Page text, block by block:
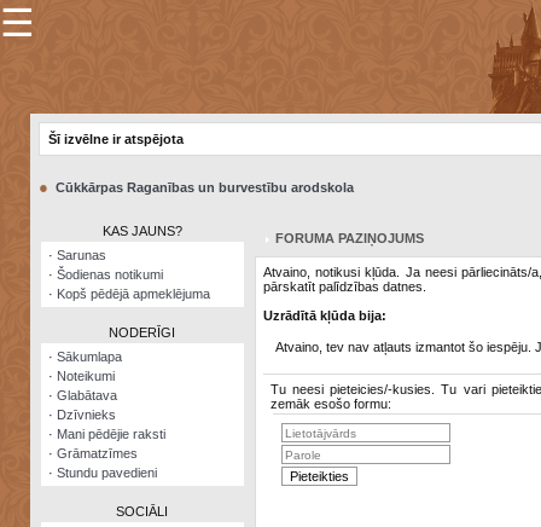
×
Šodienas
notikumi
Visatcera
almanahs
Arhīvs
☰
Šī izvēlne ir atspējota
● Cūkkārpas Raganības un burvestību arodskola
KAS JAUNS?
· Sarunas
· Šodienas notikumi
· Kopš pēdējā apmeklējuma
NODERĪGI
· Sākumlapa
· Noteikumi
· Glabātava
· Dzīvnieks
· Mani pēdējie raksti
· Grāmatzīmes
· Stundu pavedieni
SOCIĀLI
FORUMA PAZIŅOJUMS
Atvaino, notikusi kļūda. Ja neesi pārliecināts/
pārskatīt palīdzības datnes.
Uzrādītā kļūda bija:
Atvaino, tev nav atļauts izmantot šo iespēju.
Tu neesi pieteicies/-kusies. Tu vari
zemāk esošo formu: